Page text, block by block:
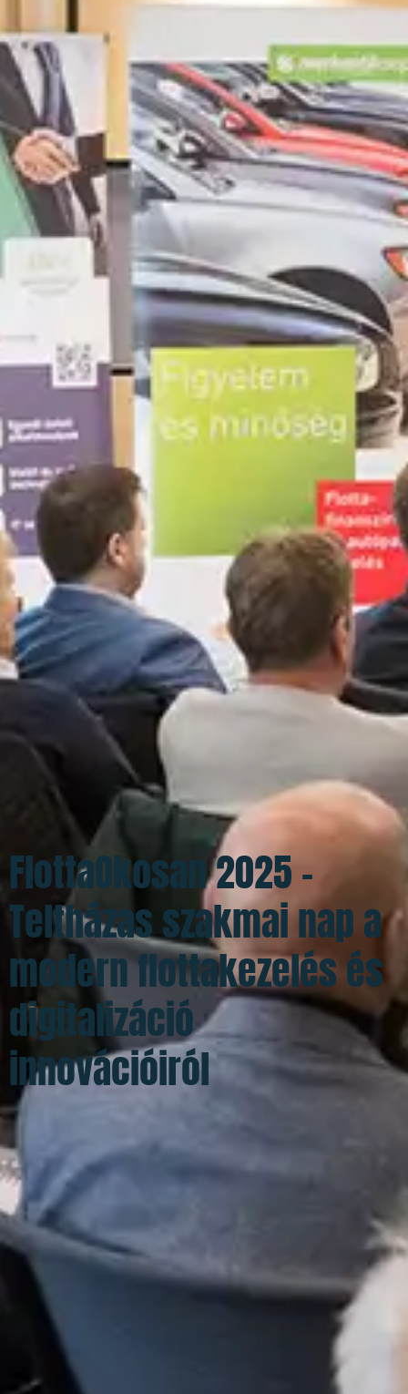
FlottaOkosan 2025 –
Teltházas szakmai nap a
modern flottakezelés és
digitalizáció
innovációiról